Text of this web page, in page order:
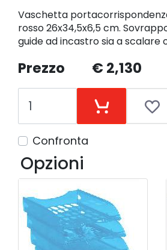
Vaschetta
rosso 26x34,5x6,5 cm.
guide ad incastro sia a scalare
Prezzo € 2,130
Confronta
Opzioni